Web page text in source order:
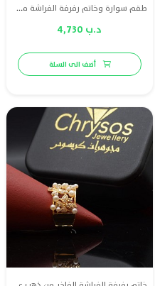
طقم سوارة وخاتم رفرفة الفراشة من ذهب عيار 21، مرصع بلؤلؤ طبيعي بحريني والماس عالي الجودة (VS) لإطلالة ساحرة متكاملة.
د.ب 4,730
أضف الى السلة